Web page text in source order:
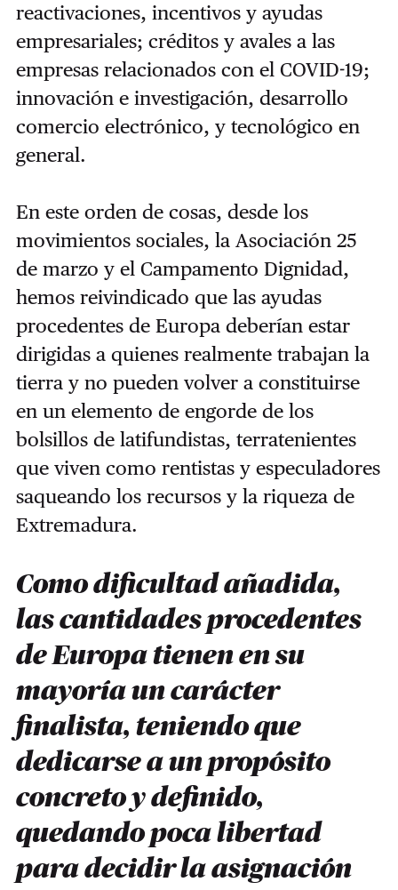
reactivaciones, incentivos y ayudas
empresariales; créditos y avales a las
empresas relacionados con el COVID-19;
innovación e investigación, desarrollo
comercio electrónico, y tecnológico en
general.
En este orden de cosas, desde los
movimientos sociales, la Asociación 25
de marzo y el Campamento Dignidad,
hemos reivindicado que las ayudas
procedentes de Europa deberían estar
dirigidas a quienes realmente trabajan la
tierra y no pueden volver a constituirse
en un elemento de engorde de los
bolsillos de latifundistas, terratenientes
que viven como rentistas y especuladores
saqueando los recursos y la riqueza de
Extremadura.
Como dificultad añadida,
las cantidades procedentes
de Europa tienen en su
mayoría un carácter
finalista, teniendo que
dedicarse a un propósito
concreto y definido,
quedando poca libertad
para decidir la asignación